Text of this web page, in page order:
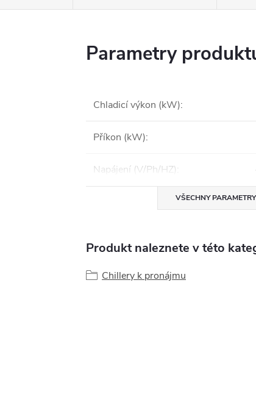
Parametry
Chladicí výkon (kW):
Příkon (kW):
Napájení (V/Ph/HZ):
VŠECHNY PARAMETRY
Produkt naleznete v této
Chillery k pronájmu